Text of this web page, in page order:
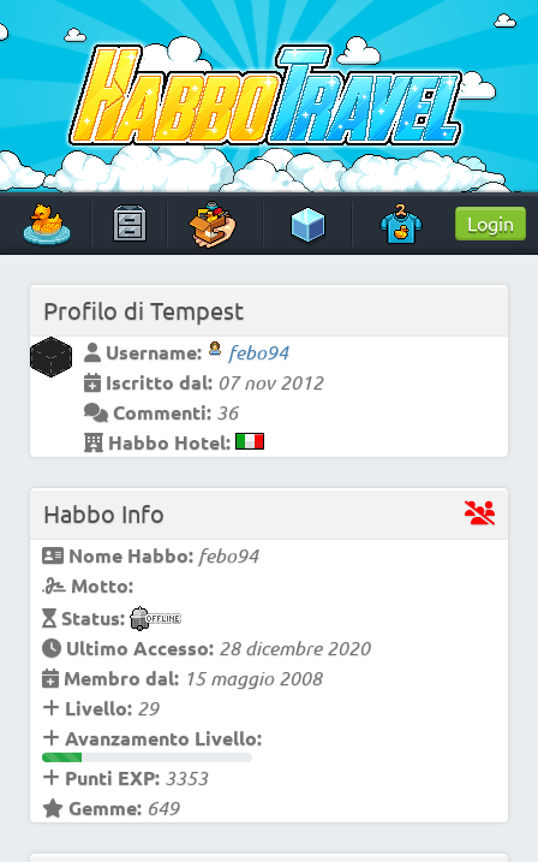
to
content
HabboTravel
Un viaggio di pixel!
Login
Profilo di Tempest
Username:
febo94
Iscritto dal: 07 nov 2012
Commenti: 36
Habbo Hotel:
Habbo Info
Nome Habbo: febo94
Motto:
Status:
Ultimo Accesso: 28 dicembre 2020
Membro dal: 15 maggio 2008
Livello: 29
Avanzamento Livello:
Punti EXP: 3353
Gemme: 649